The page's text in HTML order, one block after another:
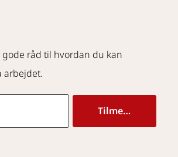
råd til hvordan du kan
arbejdet.
Tilmeld